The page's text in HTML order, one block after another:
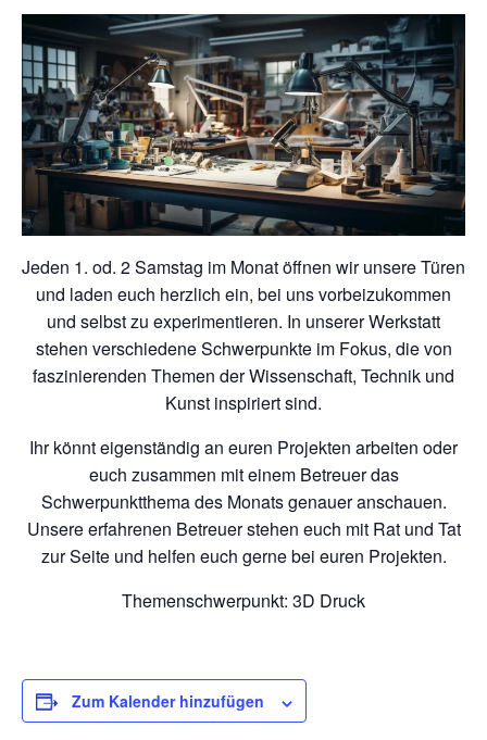
Jeden 1. od. 2 Samstag im Monat öffnen wir unsere Türen
und laden euch herzlich ein, bei uns vorbeizukommen
und selbst zu experimentieren. In unserer Werkstatt
stehen verschiedene Schwerpunkte im Fokus, die von
faszinierenden Themen der Wissenschaft, Technik und
Kunst inspiriert sind.
Ihr könnt eigenständig an euren Projekten arbeiten oder
euch zusammen mit einem Betreuer das
Schwerpunktthema des Monats genauer anschauen.
Unsere erfahrenen Betreuer stehen euch mit Rat und Tat
zur Seite und helfen euch gerne bei euren Projekten.
Themenschwerpunkt: 3D Druck
Zum Kalender hinzufügen